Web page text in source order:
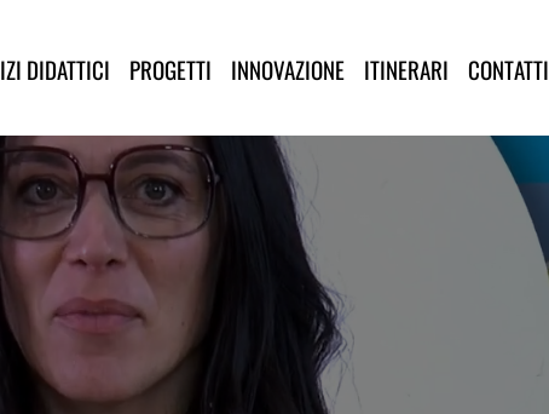
di Lucca
DIDATTICI PROGETTI INNOVAZIONE ITINERARI CONTATTI